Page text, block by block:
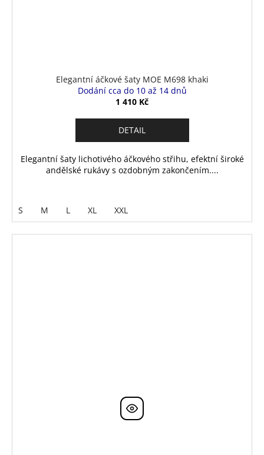
Elegantní áčkové šaty MOE M698 khaki
Dodání cca do 10 až 14 dnů
1 410 Kč
DETAIL
Elegantní šaty lichotivého áčkového střihu, efektní široké
andělské rukávy s ozdobným zakončením....
S M L XL XXL